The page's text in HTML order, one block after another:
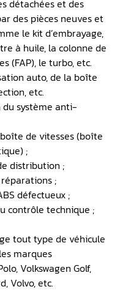
détachées et des
des pièces neuves et
le kit d’embrayage,
à huile, la colonne de
(FAP), le turbo, etc.
auto, de la boîte
etc.
système anti-
de vitesses (boîte
;
distribution ;
;
défectueux ;
contrôle technique ;
tout type de véhicule
marques
Volkswagen Golf,
Volvo, etc.